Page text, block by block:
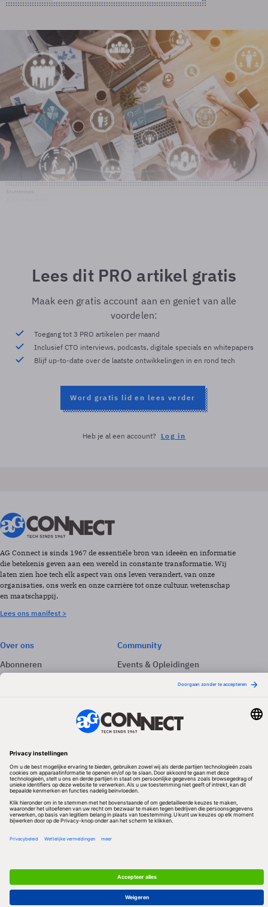
Lees dit PRO artikel gratis
Maak een gratis account aan en geniet van alle
voordelen:
Toegang tot 3 PRO artikelen per maand
Inclusief CTO interviews, podcasts, digitale specials en whitepapers
Blijf up-to-date over de laatste ontwikkelingen in en rond tech
Word gratis lid en lees verder
Heb je al een account? Log in
AG Connect is sinds 1967 de essentiële bron van ideeën en informatie
die betekenis geven aan een wereld in constante transformatie. Wij
laten zien hoe tech elk aspect van ons leven verandert, van onze
organisaties, ons werk en onze carrière tot onze cultuur, wetenschap
en maatschappij.
Lees ons manifest >
Over ons
Abonneren
Adverteren
Community
Events & Opleidingen
Volg ons
Redactionele partner
Algemene Voorwaarden & Copyrights